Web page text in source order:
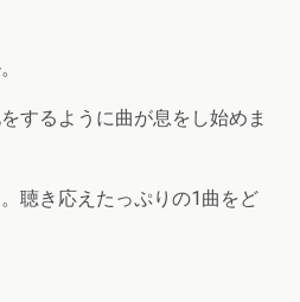
するように曲が息をし始めま
聴き応えたっぷりの1曲をど